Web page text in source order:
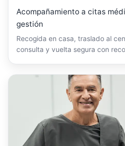
Acompañamiento a citas
gestión
Recogida en casa, traslado al
consulta y vuelta segura con